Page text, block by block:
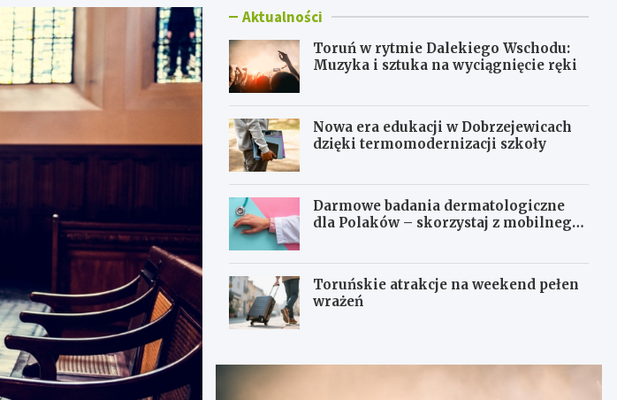
Aktualności
Toruń w rytmie Dalekiego Wschodu:
Muzyka i sztuka na wyciągnięcie ręki
Nowa era edukacji w Dobrzejewicach
dzięki termomodernizacji szkoły
Darmowe badania dermatologiczne
dla Polaków – skorzystaj z mobilnego
Toruńskie atrakcje na weekend pełen
wrażeń